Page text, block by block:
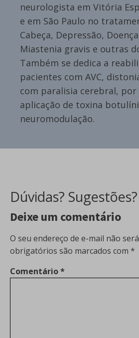
neurologista em Vitória
e em São Paulo no
Cabeça, Depressão,
Miastenia gravis e outras
Também se dedica a
pacientes com AVC,
com paralisia cerebral, por
aplicação de toxina
neuromodulação.
Dúvidas? Sugestões?
Deixe um comentário
O seu endereço de e-mail não
obrigatórios são marcados com *
Comentário*